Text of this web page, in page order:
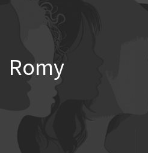
Romy